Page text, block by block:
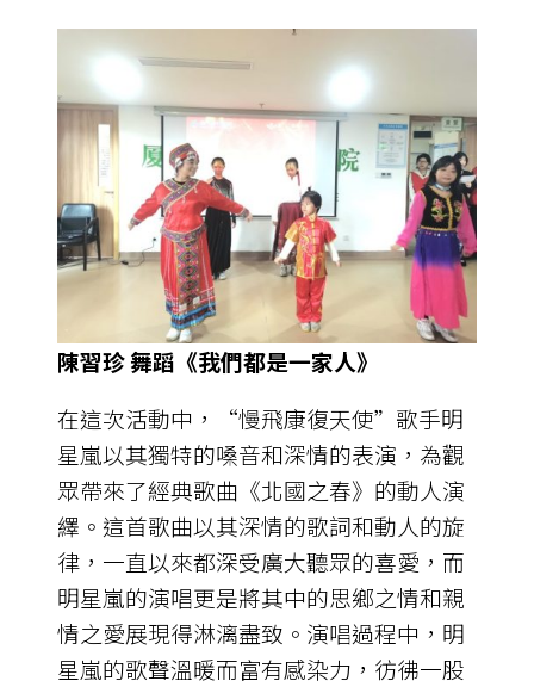
陳習珍 舞蹈《我們都是一家人》
在這次活動中，“慢飛康復天使”歌手明
星嵐以其獨特的嗓音和深情的表演，為觀
眾帶來了經典歌曲《北國之春》的動人演
繹。這首歌曲以其深情的歌詞和動人的旋
律，一直以來都深受廣大聽眾的喜愛，而
明星嵐的演唱更是將其中的思鄉之情和親
情之愛展現得淋漓盡致。演唱過程中，明
星嵐的歌聲溫暖而富有感染力，彷彿一股